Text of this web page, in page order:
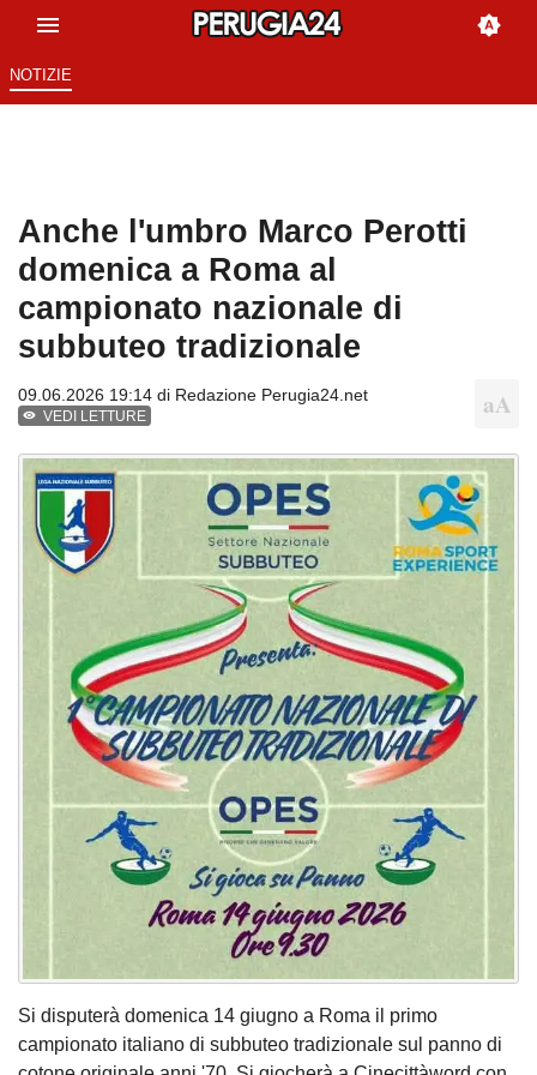
NOTIZIE
Anche l'umbro Marco Perotti
domenica a Roma al
campionato nazionale di
subbuteo tradizionale
09.06.2026 19:14 di Redazione Perugia24.net
VEDI LETTURE
Si disputerà domenica 14 giugno a Roma il primo
campionato italiano di subbuteo tradizionale sul panno di